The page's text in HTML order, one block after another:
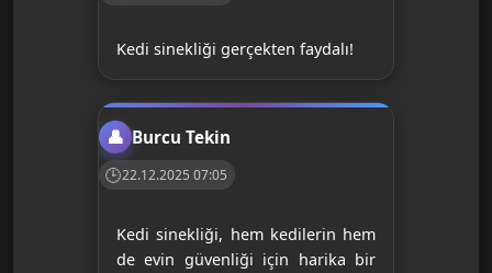
Kedi sinekliği gerçekten faydalı!
Burcu Tekin
22.12.2025 07:05
Kedi sinekliği, hem kedilerin hem
de evin güvenliği için harika bir